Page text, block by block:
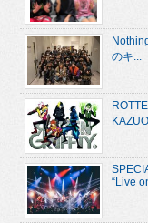
のキ...
“Live